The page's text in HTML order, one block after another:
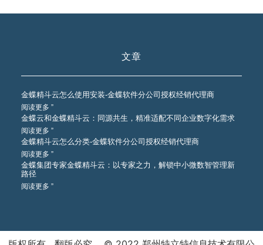
文章
金蝶精斗云怎么使用安装-金蝶软件分公司授权经销代理商
阅读更多 ”
金蝶云和金蝶精斗云：同源共生，精准适配不同企业数字化需求
阅读更多 ”
金蝶精斗云怎么分类-金蝶软件分公司授权经销代理商
阅读更多 ”
金蝶集团专家金蝶精斗云：以专家之力，解锁中小微数智管理新
路径
阅读更多 ”